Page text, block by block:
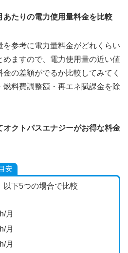
あたりの電力使用量料金を比較
参考に電力量料金がどれくらい
めますので、電力使用量の近い値
の差額がでるか比較してみてく
料費調整額・再エネ賦課金を除
オクトパスエナジーがお得な料金
安
以下5つの場合で比較
月
月
月